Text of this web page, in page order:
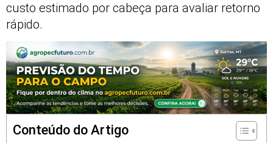
custo estimado por cabeça para avaliar retorno
rápido.
Conteúdo do Artigo